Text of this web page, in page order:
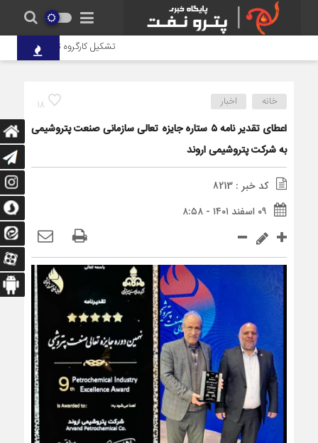
تشکیل کارگروه تخصصی برای
18 خانه اخبار
اعطای تقدیر نامه ۵ ستاره جایزه تعالی سازمانی صنعت پتروشیمی
به شرکت پتروشیمی اروند
کد خبر : 8213
۰۹ اسفند ۱۴۰۱ - ۸:۵۸